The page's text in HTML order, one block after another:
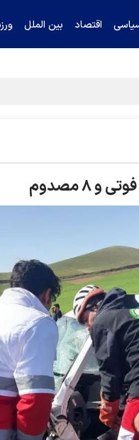
اقتصاد بین الملل
استیناف / گل‌گهر با تراکتور و